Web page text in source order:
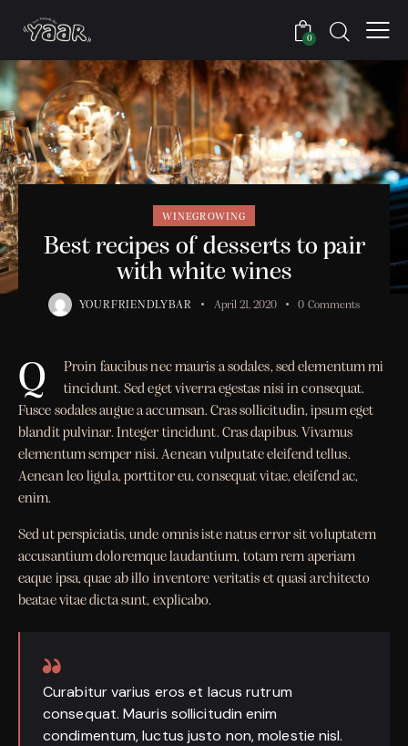
0
WINEGROWING
Best recipes of desserts to pair
with white wines
YOURFRIENDLYBAR April 21, 2020 0 Comments
Q
Proin faucibus nec mauris a sodales, sed elementum mi
tincidunt. Sed eget viverra egestas nisi in consequat.
Fusce sodales augue a accumsan. Cras sollicitudin, ipsum eget
blandit pulvinar. Integer tincidunt. Cras dapibus. Vivamus
elementum semper nisi. Aenean vulputate eleifend tellus.
Aenean leo ligula, porttitor eu, consequat vitae, eleifend ac,
enim.
Sed ut perspiciatis, unde omnis iste natus error sit voluptatem
accusantium doloremque laudantium, totam rem aperiam
eaque ipsa, quae ab illo inventore veritatis et quasi architecto
beatae vitae dicta sunt, explicabo.
Curabitur varius eros et lacus rutrum
consequat. Mauris sollicitudin enim
condimentum, luctus justo non, molestie nisl.